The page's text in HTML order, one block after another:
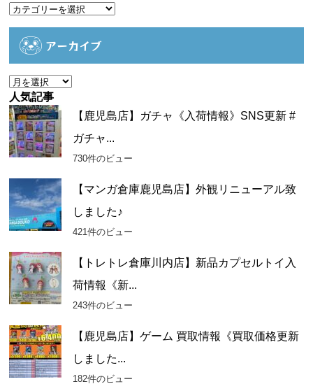
カ
アーカイブ
ア
ー
カ
イ
ブ
人気記事
【鹿児島店】ガチャ《入荷情報》SNS更新 #
ガチャ...
730件のビュー
【マンガ倉庫鹿児島店】外観リニューアル致
しました♪
421件のビュー
【トレトレ倉庫川内店】新品カプセルトイ入
荷情報《新...
243件のビュー
【鹿児島店】ゲーム 買取情報《買取価格更新
しました...
182件のビュー